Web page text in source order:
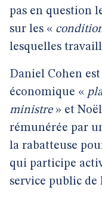
pas en question
sur les «
lesquelles
Daniel Cohen
économique «
ministre» et
rémunérée par
la rabatteuse
qui participe
service public de